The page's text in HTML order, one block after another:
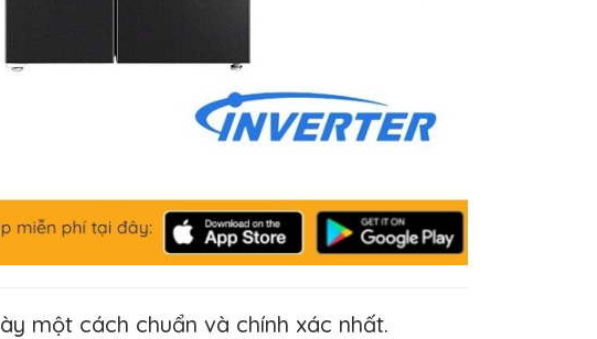
một cách chuẩn và chính xác nhất.